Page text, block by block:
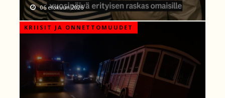
06 elokuun 2026
KRIISIT JA ONNETTOMUUDET